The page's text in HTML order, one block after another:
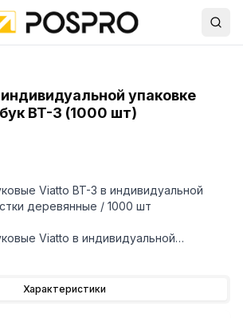
упаковке
BT-3 (1000 шт)
Viatto BT-3 в индивидуальной
деревянные / 1000 шт
Viatto в индивидуальной
из экологически чистого и
полости рта.
Характеристики